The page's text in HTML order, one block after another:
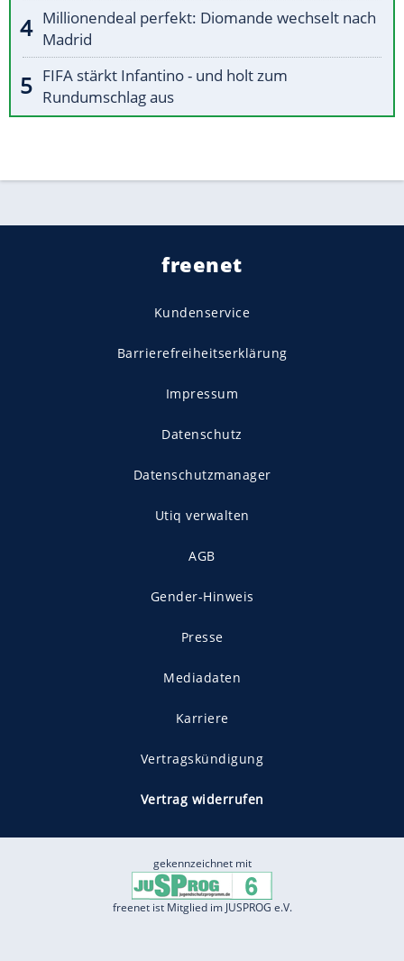
Millionendeal perfekt: Diomande wechselt nach
Madrid
FIFA stärkt Infantino - und holt zum
Rundumschlag aus
freenet
Kundenservice
Barrierefreiheitserklärung
Impressum
Datenschutz
Datenschutzmanager
Utiq verwalten
AGB
Gender-Hinweis
Presse
Mediadaten
Karriere
Vertragskündigung
Vertrag widerrufen
gekennzeichnet mit
freenet ist Mitglied im JUSPROG e.V.